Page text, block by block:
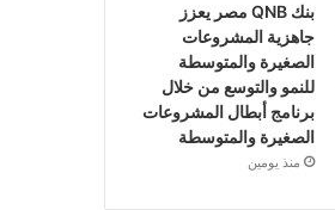
بنك QNB مصر يعزز
جاهزية المشروعات
الصغيرة والمتوسطة
للنمو والتوسع من خلال
برنامج أبطال المشروعات
الصغيرة والمتوسطة
منذ يومين